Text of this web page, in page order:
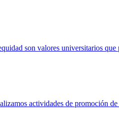
son valores universitarios que
actividades de promoción